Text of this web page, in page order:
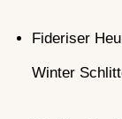
Fideriser
Winter